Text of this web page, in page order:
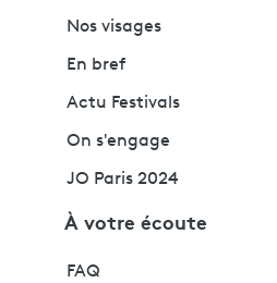
Nos visages
En bref
Actu Festivals
On s'engage
JO Paris 2024
À votre écoute
FAQ